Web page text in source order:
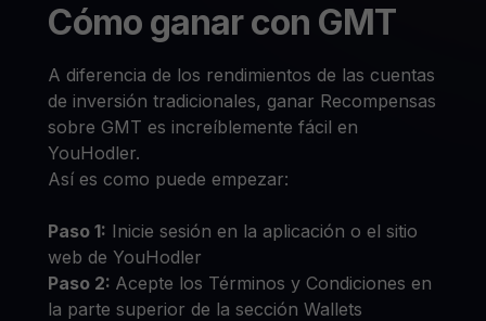
Cómo ganar con GMT
A diferencia de los rendimientos de las cuentas
de inversión tradicionales, ganar Recompensas
sobre GMT es increíblemente fácil en
YouHodler.
Así es como puede empezar:
Paso 1: Inicie sesión en la aplicación o el sitio
web de YouHodler
Paso 2: Acepte los Términos y Condiciones en
la parte superior de la sección Wallets